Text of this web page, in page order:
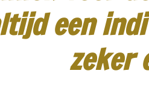
een
zeker